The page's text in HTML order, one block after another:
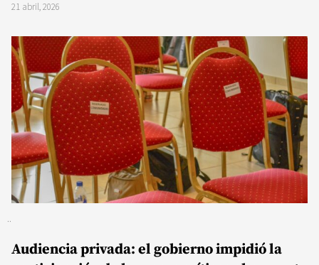
21 abril, 2026
Audiencia privada: el gobierno impidió la